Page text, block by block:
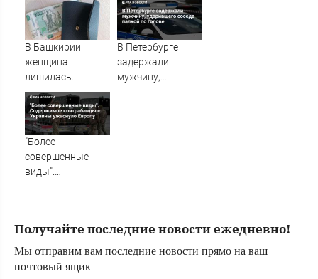
россиян
Шебалино
В Башкирии
женщина
лишилась
квартиры и
сбережений из-за
криптомошенников
В Петербурге
задержали
мужчину,
"Более
совершенные
виды".
ужаснуло Европу
Получайте последние новости ежедневно!
Мы отправим вам последние новости прямо на ваш
почтовый ящик